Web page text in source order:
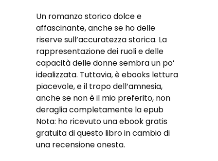
Un romanzo storico dolce e
affascinante, anche se ho delle
riserve sull’accuratezza storica. La
rappresentazione dei ruoli e delle
capacità delle donne sembra un po’
idealizzata. Tuttavia, è ebooks lettura
piacevole, e il tropo dell’amnesia,
anche se non è il mio preferito, non
deraglia completamente la epub
Nota: ho ricevuto una ebook gratis
gratuita di questo libro in cambio di
una recensione onesta.